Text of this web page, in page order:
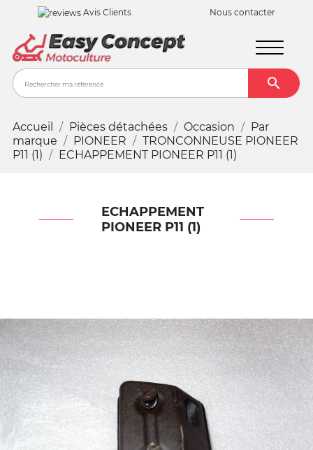
Avis Clients Nous contacter

Accueil Pièces détachées Occasion
Par
marque
PIONEER
TRONCONNEUSE PIONEER
P11 (1)
ECHAPPEMENT PIONEER P11 (1)
ECHAPPEMENT
PIONEER P11 (1)